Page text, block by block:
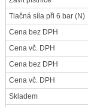
Tlačná síla při 6 bar (N)
Cena bez DPH
Cena vč. DPH
Cena bez DPH
Cena vč. DPH
Skladem